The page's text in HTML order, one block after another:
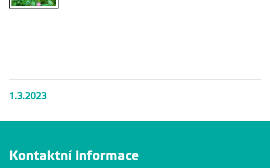
1.3.2023
Kontaktní informace